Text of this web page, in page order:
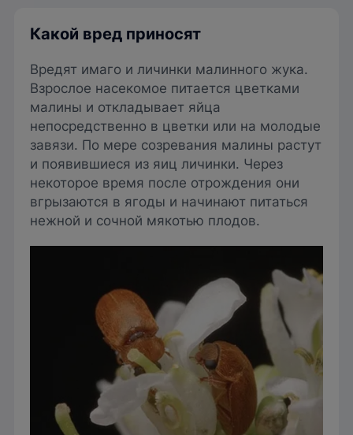
Какой вред приносят
Вредят имаго и личинки малинного жука.
Взрослое насекомое питается цветками
малины и откладывает яйца
непосредственно в цветки или на молодые
завязи. По мере созревания малины растут
и появившиеся из яиц личинки. Через
некоторое время после отрождения они
вгрызаются в ягоды и начинают питаться
нежной и сочной мякотью плодов.